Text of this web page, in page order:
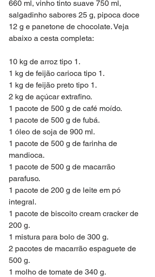
660 ml, vinho tinto suave 750 ml,
salgadinho sabores 25 g, pipoca doce
12 g e panetone de chocolate. Veja
abaixo a cesta completa:
10 kg de arroz tipo 1.
1 kg de feijão carioca tipo 1.
1 kg de feijão preto tipo 1.
2 kg de açúcar extrafino.
1 pacote de 500 g de café moído.
1 pacote de 500 g de fubá.
1 óleo de soja de 900 ml.
1 pacote de 500 g de farinha de
mandioca.
1 pacote de 500 g de macarrão
parafuso.
1 pacote de 200 g de leite em pó
integral.
1 pacote de biscoito cream cracker de
200 g.
1 mistura para bolo de 300 g.
2 pacotes de macarrão espaguete de
500 g.
1 molho de tomate de 340 g.